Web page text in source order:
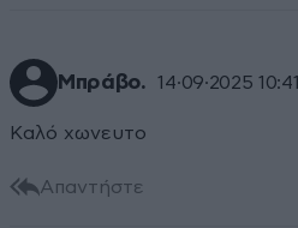
Μπράβο. 14·09·2025 10:41
Καλό χωνευτο
Απαντήστε